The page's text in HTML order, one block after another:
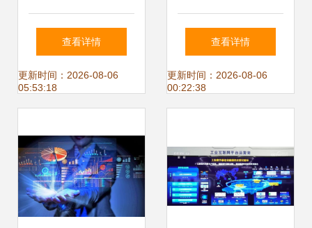
服务社区 构筑工业
园区转型新动能
查看详情
更新时间：2026-08-06
05:53:18
器在换热站远程监
控系统中的应用方
查看详情
更新时间：2026-08-06
00:22:38